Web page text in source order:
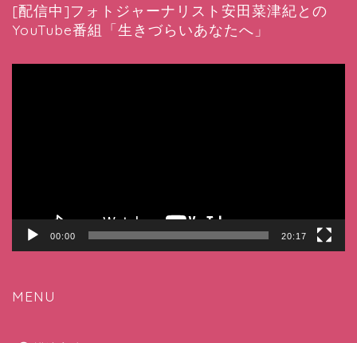
[配信中]フォトジャーナリスト安田菜津紀との
YouTube番組「生きづらいあなたへ」
00:00 20:17
MENU